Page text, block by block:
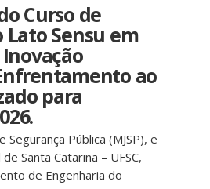
Curso de
Lato Sensu em
ao
para
Segurança Pública (MJSP), e
Santa Catarina – UFSC,
de Engenharia do